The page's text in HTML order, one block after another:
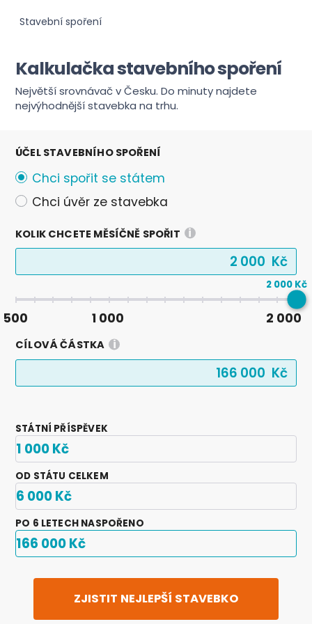
Stavební spoření
Kalkulačka stavebního spoření
Největší srovnávač v Česku. Do minuty najdete
nejvýhodnější stavebka na trhu.
ÚČEL STAVEBNÍHO SPOŘENÍ
Chci spořit se státem
Chci úvěr ze stavebka
KOLIK CHCETE MĚSÍČNĚ SPOŘIT i
500 1 000 2 000
CÍLOVÁ ČÁSTKA i
STÁTNÍ PŘÍSPĚVEK
1 000 Kč
OD STÁTU CELKEM
6 000 Kč
PO 6 LETECH NASPOŘENO
166 000 Kč